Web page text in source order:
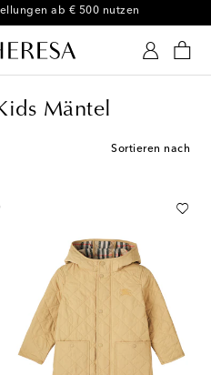
auf ausgewählte Styles
Mäntel
Sortieren nach